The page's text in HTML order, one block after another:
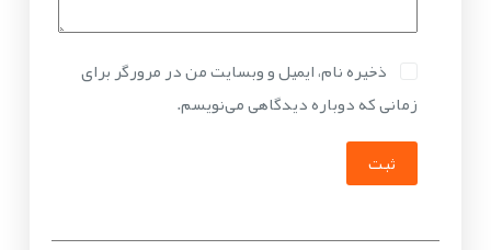
ذخیره نام، ایمیل و وبسایت من در مرورگر برای
زمانی که دوباره دیدگاهی می‌نویسم.
ثبت